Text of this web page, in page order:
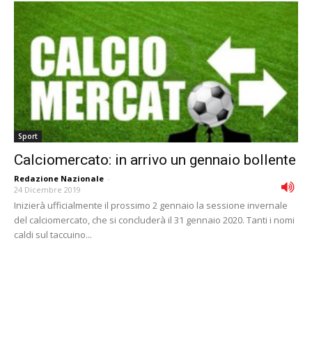
Sport
Calciomercato: in arrivo un gennaio bollente
Redazione Nazionale -
24 Dicembre 2019
Inizierà ufficialmente il prossimo 2 gennaio la sessione invernale
del calciomercato, che si concluderà il 31 gennaio 2020. Tanti i nomi
caldi sul taccuino...